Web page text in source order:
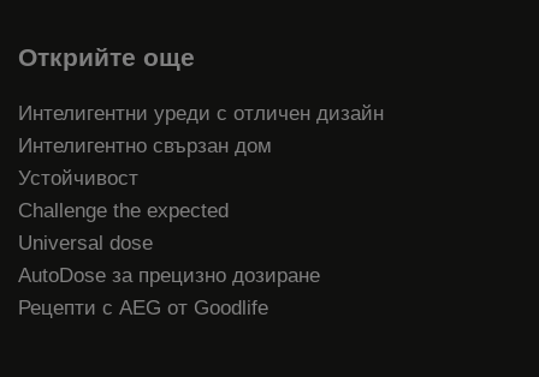
Открийте още
Интелигентни уреди с отличен дизайн
Интелигентно свързан дом
Устойчивост
Challenge the expected
Universal dose
AutoDose за прецизно дозиране
Рецепти с AEG от Goodlife